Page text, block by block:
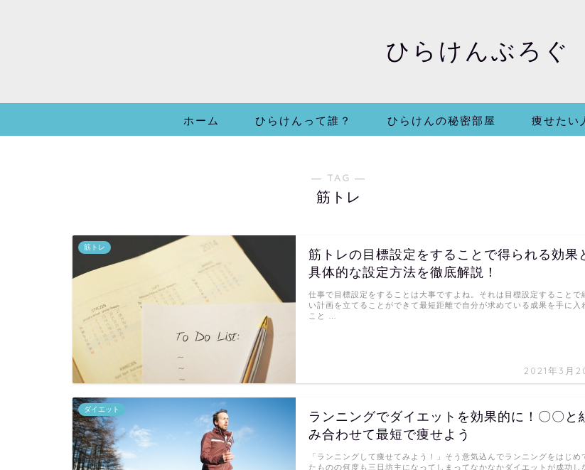
ひらけんぶろぐ
ホーム ひらけんって誰？ ひらけんの秘密部屋 痩せたい
― TAG ―
筋トレ
筋トレ
筋トレの目標設定をすることで得られる効果
具体的な設定方法を徹底解説！
2021年3月
仕事で目標設定をすることは大事ですよね。それは目標設定することで
い計画を立てることができて最短距離で自分が求めている成果を手に入
こと …
ダイエット
ランニングでダイエットを効果的に！〇〇と
み合わせて最短で痩せよう
「ランニングして痩せてみよう！」そう意気込んでランニングをはじめ
たものの何度も三日坊主になってしまってなかなかダイエットが成功し